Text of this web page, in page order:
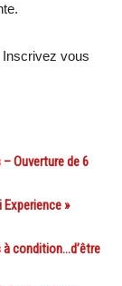
vous
Ouverture de 6
Experience »
à condition…d’être